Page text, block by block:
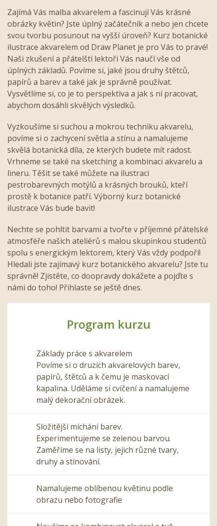
Zajímá Vás malba akvarelem a fascinují Vás krásné
obrázky květin? Jste úplný začátečník a nebo jen chcete
svou tvorbu posunout na vyšší úroveň? Kurz botanické
ilustrace akvarelem od Draw Planet je pro Vás to pravé!
Naši zkušení a přátelští lektoři Vás naučí vše od
úplných základů. Povíme si, jaké jsou druhy štětců,
papírů a barev a také jak je správně používat.
Vysvětlíme si, co je to perspektiva a jak s ní pracovat,
abychom dosáhli skvělých výsledků.
Vyzkoušíme si suchou a mokrou techniku akvarelu,
povíme si o zachycení světla a stínu a namalujeme
skvělá botanická díla, ze kterých budete mít radost.
Vrhneme se také na sketching a kombinaci akvarelu a
lineru. Těšit se také můžete na ilustraci
pestrobarevných motýlů a krásných brouků, kteří
prostě k botanice patří. Výborný kurz botanické
ilustrace Vás bude bavit!
Nechte se pohltit barvami a tvořte v příjemné přátelské
atmosféře našich ateliérů s malou skupinkou studentů
spolu s energickým lektorem, který Vás vždy podpoří!
Hledali jste zajímavý kurz botanického akvarelu? Jste tu
správně! Zjistěte, co doopravdy dokážete a pojďte s
námi do toho! Přihlaste se ještě dnes.
Program kurzu
Základy práce s akvarelem
Povíme si o druzích akvarelových barev,
papírů, štětců a k čemu je maskovací
kapalina. Uděláme si cvičení a namalujeme
malý dekorační obrázek.
Složitější míchání barev.
Experimentujeme se zelenou barvou.
Zaměříme se na listy, jejich různé tvary,
druhy a stínování.
Namalujeme oblíbenou květinu podle
obrazu nebo fotografie